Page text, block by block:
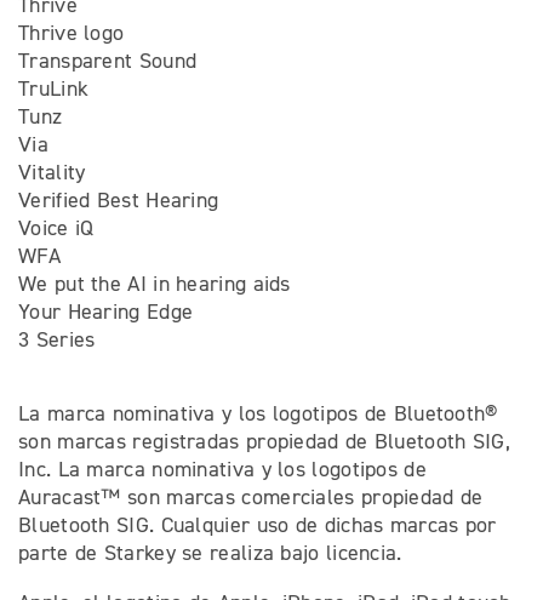
Thrive logo
Transparent Sound
TruLink
Tunz
Via
Vitality
Verified Best Hearing
Voice iQ
WFA
We put the AI in hearing aids
Your Hearing Edge
3 Series
La marca nominativa y los logotipos de Bluetooth®
son marcas registradas propiedad de Bluetooth SIG,
Inc. La marca nominativa y los logotipos de
Auracast™ son marcas comerciales propiedad de
Bluetooth SIG. Cualquier uso de dichas marcas por
parte de Starkey se realiza bajo licencia.